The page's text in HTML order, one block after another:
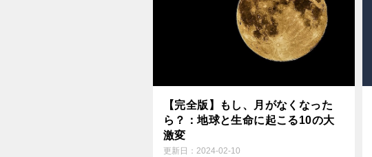
【完全版】もし、月がなくなった
ら？：地球と生命に起こる10の大
激変
更新日： 2024-02-10